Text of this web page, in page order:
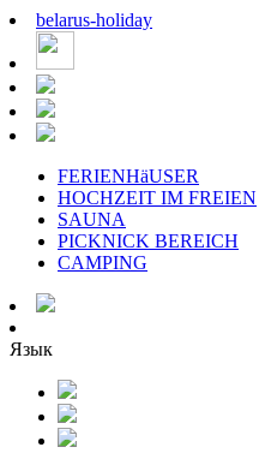
belarus-holiday
FERIENHäUSER
HOCHZEIT IM FREIEN
SAUNA
PICKNICK BEREICH
CAMPING
Язык